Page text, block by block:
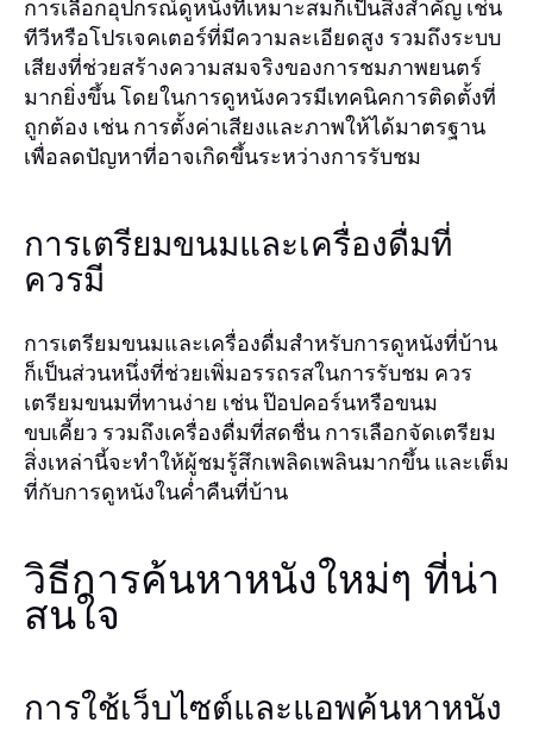
การเลือกอุปกรณ์ดูหนังที่เหมาะสมก็เป็นสิ่งสำคัญ เช่น
ทีวีหรือโปรเจคเตอร์ที่มีความละเอียดสูง รวมถึงระบบ
เสียงที่ช่วยสร้างความสมจริงของการชมภาพยนตร์
มากยิ่งขึ้น โดยในการดูหนังควรมีเทคนิคการติดตั้งที่
ถูกต้อง เช่น การตั้งค่าเสียงและภาพให้ได้มาตรฐาน
เพื่อลดปัญหาที่อาจเกิดขึ้นระหว่างการรับชม
การเตรียมขนมและเครื่องดื่มที่
ควรมี
การเตรียมขนมและเครื่องดื่มสำหรับการดูหนังที่บ้าน
ก็เป็นส่วนหนึ่งที่ช่วยเพิ่มอรรถรสในการรับชม ควร
เตรียมขนมที่ทานง่าย เช่น ป๊อปคอร์นหรือขนม
ขบเคี้ยว รวมถึงเครื่องดื่มที่สดชื่น การเลือกจัดเตรียม
สิ่งเหล่านี้จะทำให้ผู้ชมรู้สึกเพลิดเพลินมากขึ้น และเต็ม
ที่กับการดูหนังในค่ำคืนที่บ้าน
วิธีการค้นหาหนังใหม่ๆ ที่น่า
สนใจ
การใช้เว็บไซต์และแอพค้นหาหนัง